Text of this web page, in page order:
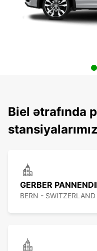
Biel ətrafında
GERBER
BERN - SWITZERLAND